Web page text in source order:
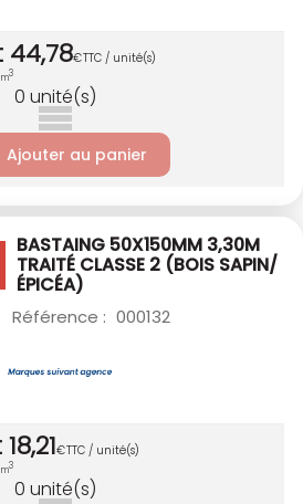
44,78€TTC / unité(s)
3
0 unité(s)
Ajouter au panier
BASTAING 50X150MM 3,30M
TRAITÉ CLASSE 2 (BOIS SAPIN/
ÉPICÉA)
Référence : 000132
18,21€TTC / unité(s)
3
0 unité(s)